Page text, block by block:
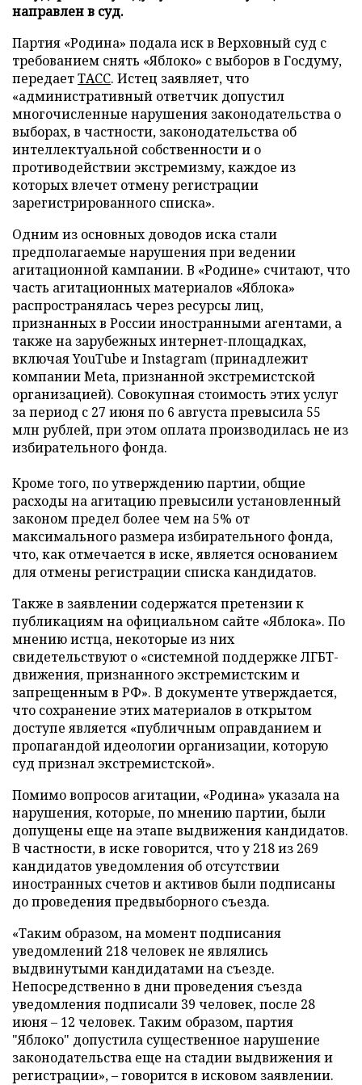
направлен в суд.
Партия «Родина» подала иск в Верховный суд с
требованием снять «Яблоко» с выборов в Госдуму,
передаетТАСС. Истец заявляет, что
«административный ответчик допустил
многочисленные нарушения законодательства о
выборах, в частности, законодательства об
интеллектуальной собственности и о
противодействии экстремизму, каждое из
которых влечет отмену регистрации
зарегистрированного списка».
Одним из основных доводов иска стали
предполагаемые нарушения при ведении
агитационной кампании. В «Родине» считают, что
часть агитационных материалов «Яблока»
распространялась через ресурсы лиц,
признанных в России иностранными агентами, а
также на зарубежных интернет-площадках,
включая YouTube и Instagram (принадлежит
компании Meta, признанной экстремистской
организацией). Совокупная стоимость этих услуг
за период с 27 июня по 6 августа превысила 55
млн рублей, при этом оплата производилась не из
избирательного фонда.
Кроме того, по утверждению партии, общие
расходы на агитацию превысили установленный
законом предел более чем на 5% от
максимального размера избирательного фонда,
что, как отмечается в иске, является основанием
для отмены регистрации списка кандидатов.
Также в заявлении содержатся претензии к
публикациям на официальном сайте «Яблока». По
мнению истца, некоторые из них
свидетельствуют о «системной поддержке ЛГБТ-
движения, признанного экстремистским и
запрещенным в РФ». В документе утверждается,
что сохранение этих материалов в открытом
доступе является «публичным оправданием и
пропагандой идеологии организации, которую
суд признал экстремистской».
Помимо вопросов агитации, «Родина» указала на
нарушения, которые, по мнению партии, были
допущены еще на этапе выдвижения кандидатов.
В частности, в иске говорится, что у 218 из 269
кандидатов уведомления об отсутствии
иностранных счетов и активов были подписаны
до проведения предвыборного съезда.
«Таким образом, на момент подписания
уведомлений 218 человек не являлись
выдвинутыми кандидатами на съезде.
Непосредственно в дни проведения съезда
уведомления подписали 39 человек, после 28
июня – 12 человек. Таким образом, партия
"Яблоко" допустила существенное нарушение
законодательства еще на стадии выдвижения и
регистрации», – говорится в исковом заявлении.